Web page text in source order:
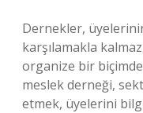
Dernekler,
karşılamakla
organize bir
meslek derneği,
etmek, üyelerini